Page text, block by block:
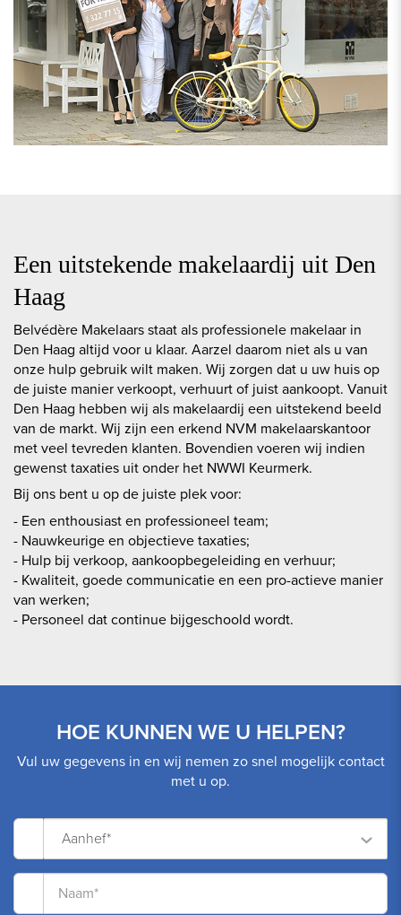
Een uitstekende makelaardij uit Den
Haag
Belvédère Makelaars staat als professionele makelaar in
Den Haag altijd voor u klaar. Aarzel daarom niet als u van
onze hulp gebruik wilt maken. Wij zorgen dat u uw huis op
de juiste manier verkoopt, verhuurt of juist aankoopt. Vanuit
Den Haag hebben wij als makelaardij een uitstekend beeld
van de markt. Wij zijn een erkend NVM makelaarskantoor
met veel tevreden klanten. Bovendien voeren wij indien
gewenst taxaties uit onder het NWWI Keurmerk.
Bij ons bent u op de juiste plek voor:
- Een enthousiast en professioneel team;
- Nauwkeurige en objectieve taxaties;
- Hulp bij verkoop, aankoopbegeleiding en verhuur;
- Kwaliteit, goede communicatie en een pro-actieve manier
van werken;
- Personeel dat continue bijgeschoold wordt.
HOE KUNNEN WE U HELPEN?
Vul uw gegevens in en wij nemen zo snel mogelijk contact
met u op.
Aanhef*